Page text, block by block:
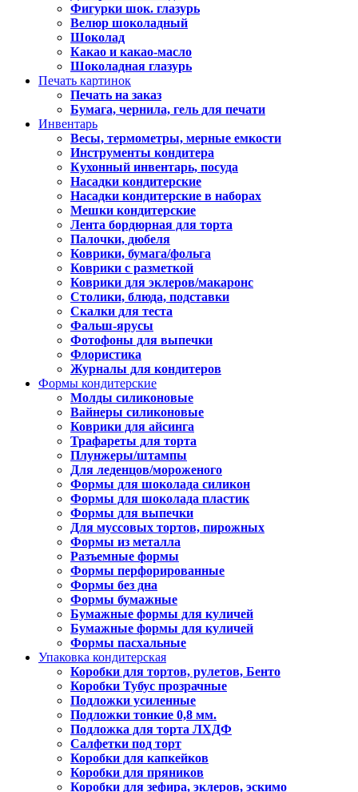
Фигурки шок. глазурь
Велюр шоколадный
Шоколад
Какао и какао-масло
Шоколадная глазурь
Печать картинок
Печать на заказ
Бумага, чернила, гель для печати
Инвентарь
Весы, термометры, мерные емкости
Инструменты кондитера
Кухонный инвентарь, посуда
Насадки кондитерские
Насадки кондитерские в наборах
Мешки кондитерские
Лента бордюрная для торта
Палочки, дюбеля
Коврики, бумага/фольга
Коврики с разметкой
Коврики для эклеров/макаронс
Столики, блюда, подставки
Скалки для теста
Фальш-ярусы
Фотофоны для выпечки
Флористика
Журналы для кондитеров
Формы кондитерские
Молды силиконовые
Вайнеры силиконовые
Коврики для айсинга
Трафареты для торта
Плунжеры/штампы
Для леденцов/мороженого
Формы для шоколада силикон
Формы для шоколада пластик
Формы для выпечки
Для муссовых тортов, пирожных
Формы из металла
Разъемные формы
Формы перфорированные
Формы без дна
Формы бумажные
Бумажные формы для куличей
Бумажные формы для куличей
Формы пасхальные
Упаковка кондитерская
Коробки для тортов, рулетов, Бенто
Коробки Тубус прозрачные
Подложки усиленные
Подложки тонкие 0,8 мм.
Подложка для торта ЛХДФ
Салфетки под торт
Коробки для капкейков
Коробки для пряников
Коробки для зефира, эклеров, эскимо